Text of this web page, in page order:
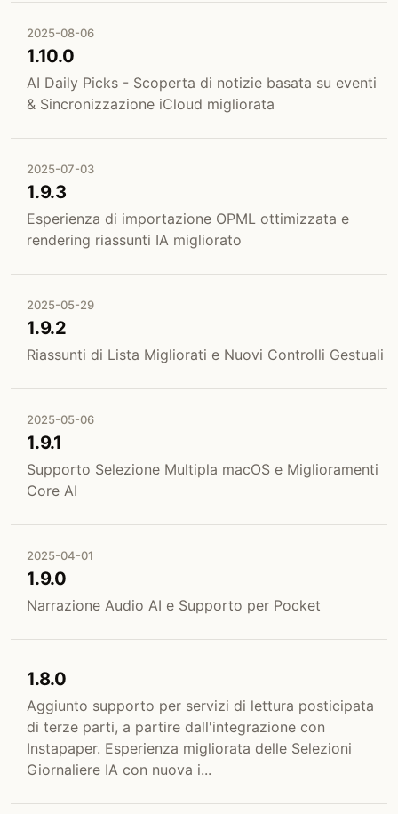
2025-08-06
1.10.0
AI Daily Picks - Scoperta di notizie basata su eventi
& Sincronizzazione iCloud migliorata
2025-07-03
1.9.3
Esperienza di importazione OPML ottimizzata e
rendering riassunti IA migliorato
2025-05-29
1.9.2
Riassunti di Lista Migliorati e Nuovi Controlli Gestuali
2025-05-06
1.9.1
Supporto Selezione Multipla macOS e Miglioramenti
Core AI
2025-04-01
1.9.0
Narrazione Audio AI e Supporto per Pocket
1.8.0
Aggiunto supporto per servizi di lettura posticipata
di terze parti, a partire dall'integrazione con
Instapaper. Esperienza migliorata delle Selezioni
Giornaliere IA con nuova i...